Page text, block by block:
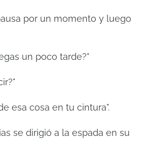
por un momento y luego
un poco tarde?"
esa cosa en tu cintura".
se dirigió a la espada en su